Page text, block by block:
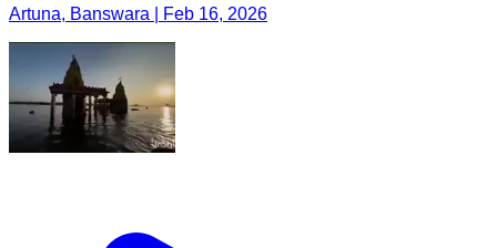
Artuna, Banswara | Feb 16, 2026